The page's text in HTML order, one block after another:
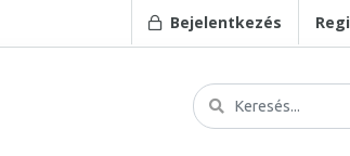
Bejelentkezés